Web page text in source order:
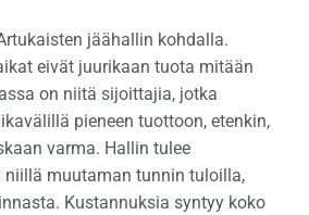
jäähallin kohdalla.
eivät juurikaan tuota mitään
on niitä sijoittajia, jotka
pieneen tuottoon, etenkin,
varma. Hallin tulee
niillä muutaman tunnin tuloilla,
Kustannuksia syntyy koko